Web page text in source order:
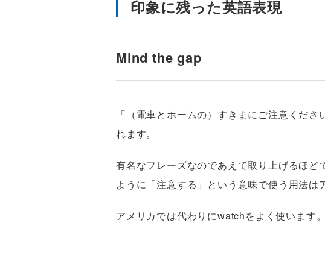
印象に残った英語表現
Mind the gap
「（電車とホームの）すきまにご注意くだ
れます。
有名なフレーズなのであえて取り上げるほ
ように「注意する」という意味で使う用法は
アメリカでは代わりにwatchをよく使います。